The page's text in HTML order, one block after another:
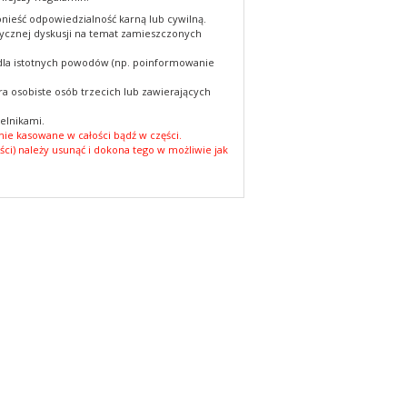
odpowiedzialność karną lub cywilną.
dyskusji na temat zamieszczonych
istotnych powodów (np. poinformowanie
osobiste osób trzecich lub zawierających
kasowane w całości bądź w części.
należy usunąć i dokona tego w możliwie jak